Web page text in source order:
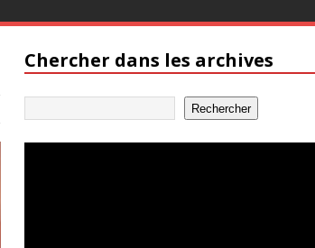
Chercher dans les archives
Rechercher